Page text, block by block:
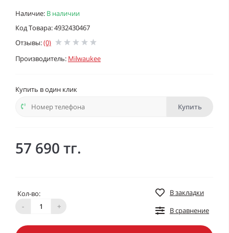
Наличие: В наличии
Код Товара: 4932430467
Отзывы:(0)
Производитель: Milwaukee
Купить в один клик
Купить
57 690 тг.
Кол-во:
-
+
В закладки
В сравнение